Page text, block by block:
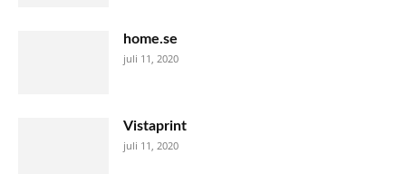
home.se
juli 11, 2020
Vistaprint
juli 11, 2020